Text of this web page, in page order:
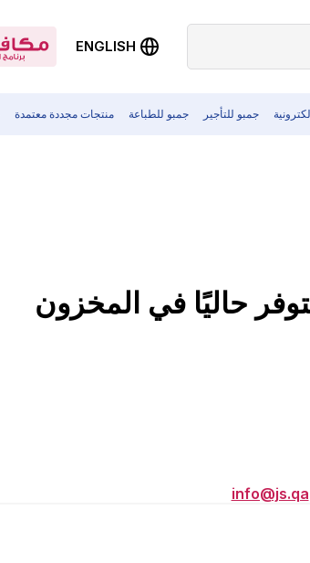
ENGLISH
جمبو للتأجير جمبو للطباعة منتجات مجددة معتمدة
حاليًا في المخزون
info@js.qa